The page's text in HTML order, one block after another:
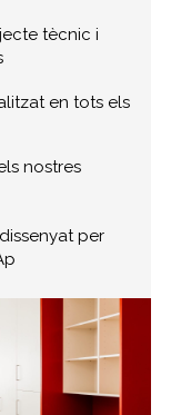
tècnic i
en tots els
nostres
per